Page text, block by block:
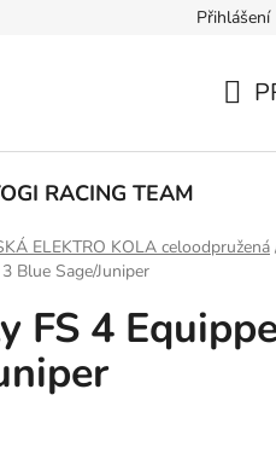
Přihlášení
RACING TEAM
ELEKTRO KOLA celoodpružená
Blue Sage/Juniper
FS 4